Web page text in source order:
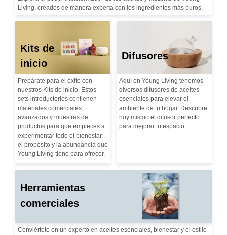
Living, creados de manera experta con los ingredientes más puros.
Kits de
inicio
Prepárate para el éxito con
nuestros Kits de inicio. Estos
sets introductorios contienen
materiales comerciales
avanzados y muestras de
productos para que empieces a
experimentar todo el bienestar,
el propósito y la abundancia que
Young Living tiene para ofrecer.
Difusores
Aquí en Young Living tenemos
diversos difusores de aceites
esenciales para elevar el
ambiente de tu hogar. Descubre
hoy mismo el difusor perfecto
para mejorar tu espacio.
Herramientas
comerciales
Conviértete en un experto en aceites esenciales, bienestar y el estilo